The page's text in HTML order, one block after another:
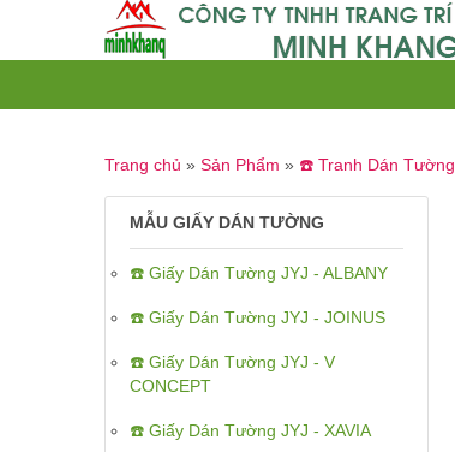
Trang chủ » Sản Phẩm » ☎️ Tranh Dán Tường
MẪU GIẤY DÁN TƯỜNG
☎️ Giấy Dán Tường JYJ - ALBANY
☎️ Giấy Dán Tường JYJ - JOINUS
☎️ Giấy Dán Tường JYJ - V
CONCEPT
☎️ Giấy Dán Tường JYJ - XAVIA